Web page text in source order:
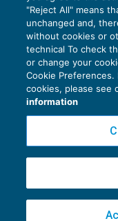
Copyright 2016
Piazza Luigi
"Reject All" means
unchanged and,
without cookies or
technical To check
or change your
Cookie
cookies, please see
information